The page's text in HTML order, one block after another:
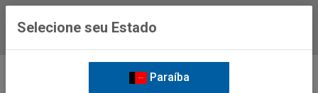
Selecione seu Estado
Paraíba